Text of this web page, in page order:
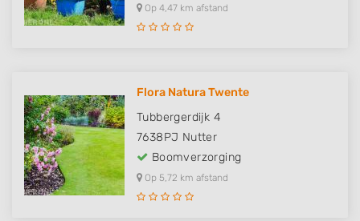
Op 4,47 km afstand
Flora Natura Twente
Tubbergerdijk 4
7638PJ Nutter
Boomverzorging
Op 5,72 km afstand